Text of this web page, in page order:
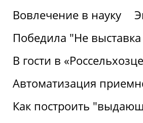
Вовлечение в науку
Победила "Не
В гости в
Автоматизация
Как построить